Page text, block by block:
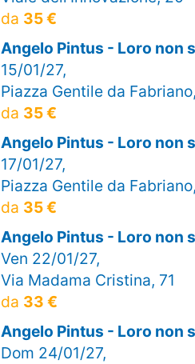
da 35 €
Angelo Pintus - Loro non
15/01/27,
Piazza Gentile da
da 35 €
Angelo Pintus - Loro non
17/01/27,
Piazza Gentile da
da 35 €
Angelo Pintus - Loro non
Ven 22/01/27,
Via Madama Cristina, 71
da 33 €
Angelo Pintus - Loro non
Dom 24/01/27,